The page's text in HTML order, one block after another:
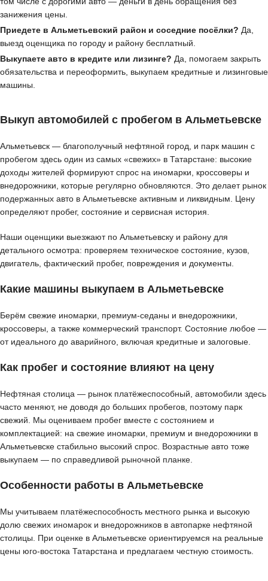
занижения цены.
Приедете в Альметьевский район и соседние посёлки? Да,
выезд оценщика по городу и району бесплатный.
Выкупаете авто в кредите или лизинге? Да, помогаем закрыть
обязательства и переоформить, выкупаем кредитные и лизинговые
машины.
Выкуп автомобилей с пробегом в Альметьевске
Альметьевск — благополучный нефтяной город, и парк машин с
пробегом здесь один из самых «свежих» в Татарстане: высокие
доходы жителей формируют спрос на иномарки, кроссоверы и
внедорожники, которые регулярно обновляются. Это делает рынок
подержанных авто в Альметьевске активным и ликвидным. Цену
определяют пробег, состояние и сервисная история.
Наши оценщики выезжают по Альметьевску и району для
детального осмотра: проверяем техническое состояние, кузов,
двигатель, фактический пробег, повреждения и документы.
Какие машины выкупаем в Альметьевске
Берём свежие иномарки, премиум-седаны и внедорожники,
кроссоверы, а также коммерческий транспорт. Состояние любое —
от идеального до аварийного, включая кредитные и залоговые.
Как пробег и состояние влияют на цену
Нефтяная столица — рынок платёжеспособный, автомобили здесь
часто меняют, не доводя до больших пробегов, поэтому парк
свежий. Мы оцениваем пробег вместе с состоянием и
комплектацией: на свежие иномарки, премиум и внедорожники в
Альметьевске стабильно высокий спрос. Возрастные авто тоже
выкупаем — по справедливой рыночной планке.
Особенности работы в Альметьевске
Мы учитываем платёжеспособность местного рынка и высокую
долю свежих иномарок и внедорожников в автопарке нефтяной
столицы. При оценке в Альметьевске ориентируемся на реальные
цены юго-востока Татарстана и предлагаем честную стоимость.